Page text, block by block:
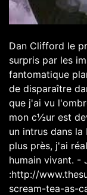
Dan Clifford le
surpris par les
fantomatique
de disparaître
que j'ai vu
mon c½ur est
un intrus dans
plus près, j'ai
humain vivant. -
:http://
scream-tea-as-